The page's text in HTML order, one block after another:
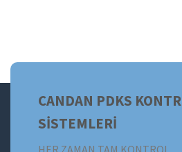
CANDAN PDKS
SİSTEMLERİ